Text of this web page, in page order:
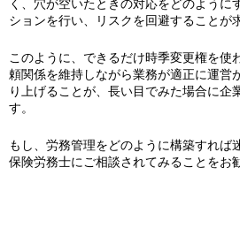
く、穴が空いたときの対応をどのように
ションを行い、リスクを回避することが
このように、できるだけ時季変更権を使
頼関係を維持しながら業務が適正に運営
り上げることが、長い目でみた場合に企
す。
もし、労務管理をどのように構築すれば
保険労務士にご相談されてみることをお